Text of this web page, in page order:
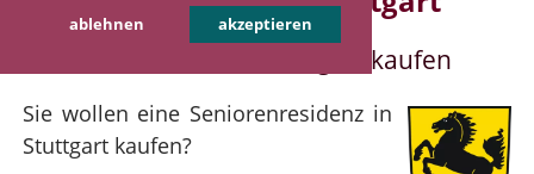
ablehnen akzeptieren
Seniorenresidenz in Stuttgart kaufen
Sie wollen eine Seniorenresidenz in
Stuttgart kaufen?